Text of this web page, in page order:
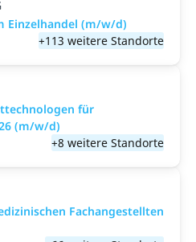
Einzelhandel (m/w/d)
+113 weitere Standorte
für
(m/w/d)
+8 weitere Standorte
Fachangestellten